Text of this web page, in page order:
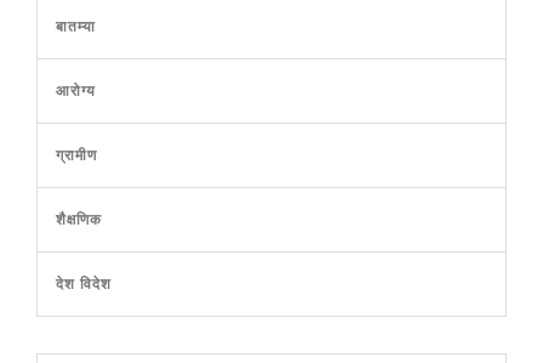
बातम्या
आरोग्य
ग्रामीण
शैक्षणिक
देश विदेश